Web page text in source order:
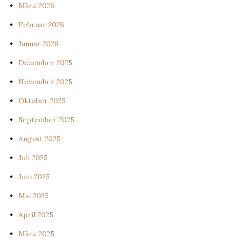
März 2026
Februar 2026
Januar 2026
Dezember 2025
November 2025
Oktober 2025
September 2025
August 2025
Juli 2025
Juni 2025
Mai 2025
April 2025
März 2025